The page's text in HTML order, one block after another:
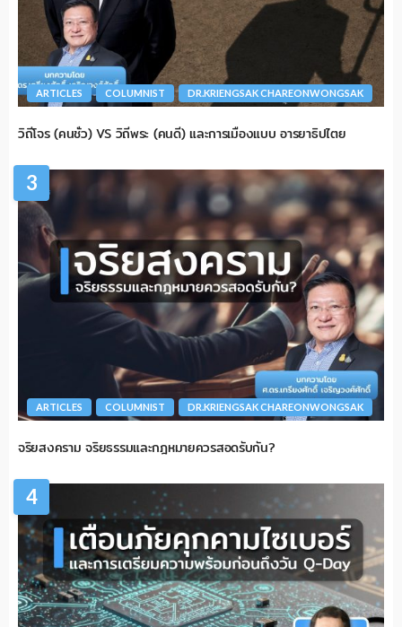
ARTICLES COLUMNIST DR.KRIENGSAK CHAREONWONGSAK
วิถีโจร (คนชั่ว) VS วิถีพระ (คนดี) และการเมืองแบบ อารยาธิปไตย
3
ARTICLES COLUMNIST DR.KRIENGSAK CHAREONWONGSAK
จริยสงคราม จริยธรรมและกฎหมายควรสอดรับกัน?
4